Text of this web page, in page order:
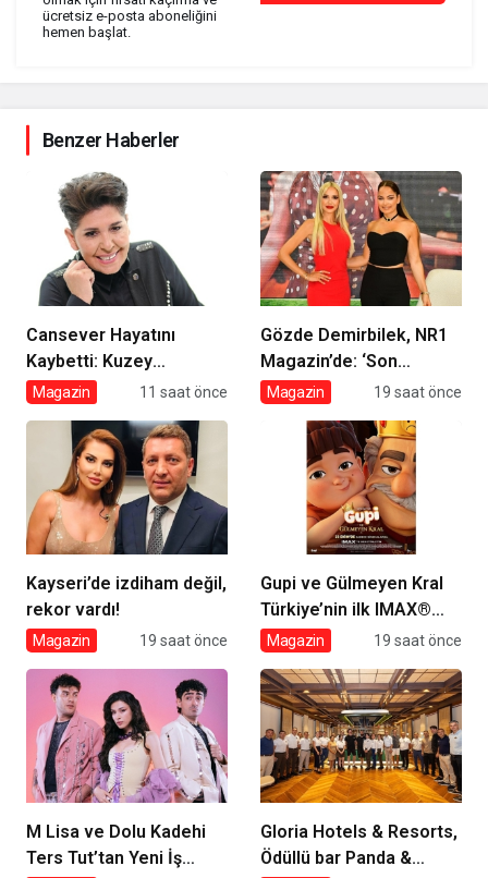
ücretsiz e-posta aboneliğini
hemen başlat.
Benzer Haberler
Cansever Hayatını
Kaybetti: Kuzey
Makedonya’da Toprağa
Magazin 11 saat önce
Gözde Demirbilek, NR1
Magazin’de: ‘Son
assolist olarak var
Magazin 19 saat önce
Kayseri’de izdiham değil,
rekor vardı!
Magazin 19 saat önce
Gupi ve Gülmeyen Kral
Türkiye’nin ilk IMAX®
animasyon filmi oluyor
Magazin 19 saat önce
M Lisa ve Dolu Kadehi
Ters Tut’tan Yeni İş
Gloria Hotels & Resorts,
Ödüllü bar Panda &